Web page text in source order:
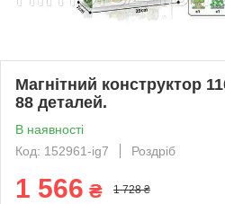
Магнітний конструктор
88 деталей.
В наявності
Код: 152961-ig7
Роздріб
1 566 ₴ 1 728 ₴